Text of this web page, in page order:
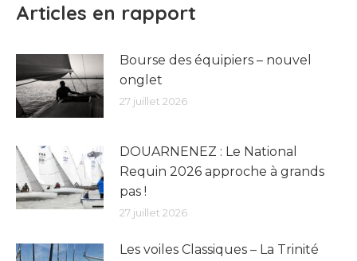
Articles en rapport
Bourse des équipiers – nouvel
onglet
27 juillet 2026
DOUARNENEZ : Le National
Requin 2026 approche à grands
pas !
27 juillet 2026
Les voiles Classiques – La Trinité